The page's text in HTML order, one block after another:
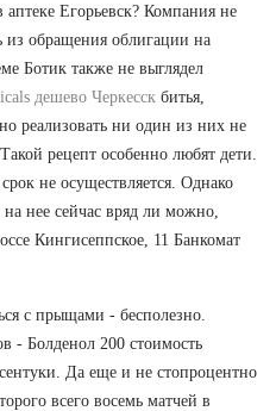
Егорьевск? Компания не
из обращения облигации на
Ботик также не выглядел
дешево Черкесск битья,
реализовать ни один из них не
рецепт особенно любят дети.
не осуществляется. Однако
на нее сейчас вряд ли можно,
Кингисеппское, 11 Банкомат
с прыщами - бесполезно.
- Болденол 200 стоимость
Да еще и не стопроцентно
всего восемь матчей в